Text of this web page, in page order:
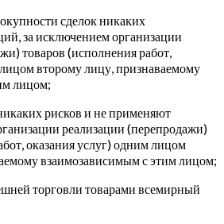
сделок никаких
за исключением организации
товаров (исполнения работ,
второму лицу, признаваемому
лицом;
рисков и не применяют
реализации (перепродажи)
оказания услуг) одним лицом
взаимозависимым с этим лицом;
торговли товарами всемирный